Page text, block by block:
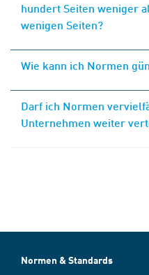
hundert Seiten weniger
wenigen Seiten?
Wie kann ich Normen
Darf ich Normen
Unternehmen weiter
Normen & Standards